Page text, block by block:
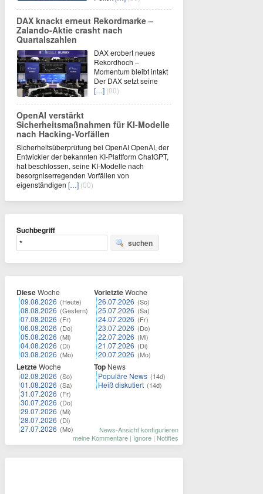
DAX knackt erneut Rekordmarke –
Zalando-Aktie crasht nach
Quartalszahlen
DAX erobert neues
Rekordhoch –
Momentum bleibt intakt
Der DAX setzt seine
[…] (00)
OpenAI verstärkt
Sicherheitsmaßnahmen für KI-Modelle
nach Hacking-Vorfällen
Sicherheitsüberprüfung bei OpenAI OpenAI, der
Entwickler der bekannten KI-Plattform ChatGPT,
hat beschlossen, seine KI-Modelle nach
besorgniserregenden Vorfällen von
eigenständigen […] (00)
Suchbegriff
suchen
DieseWoche
09.08.2026 (Heute)
08.08.2026 (Gestern)
07.08.2026 (Fr)
06.08.2026 (Do)
05.08.2026 (Mi)
04.08.2026 (Di)
03.08.2026 (Mo)
LetzteWoche
02.08.2026 (So)
01.08.2026 (Sa)
31.07.2026 (Fr)
30.07.2026 (Do)
29.07.2026 (Mi)
28.07.2026 (Di)
27.07.2026 (Mo)
VorletzteWoche
26.07.2026 (So)
25.07.2026 (Sa)
24.07.2026 (Fr)
23.07.2026 (Do)
22.07.2026 (Mi)
21.07.2026 (Di)
20.07.2026 (Mo)
Top News
Populäre News (14d)
Heiß diskutiert (14d)
News-Ansicht konfigurieren
meine Kommentare | Ignore | Notifies